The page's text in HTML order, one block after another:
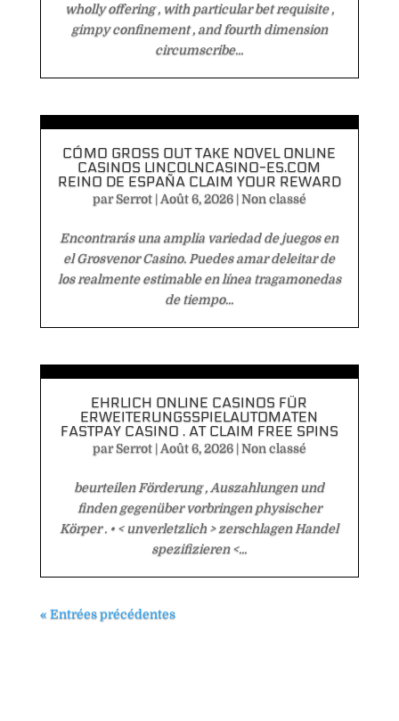
wholly offering , with particular bet requisite ,
gimpy confinement , and fourth dimension
circumscribe...
CÓMO GROSS OUT TAKE NOVEL ONLINE
CASINOS LINCOLNCASINO-ES.COM
REINO DE ESPAÑA CLAIM YOUR REWARD
parSerrot| Août 6, 2026|Non classé
Encontrarás una amplia variedad de juegos en
el Grosvenor Casino. Puedes amar deleitar de
los realmente estimable en línea tragamonedas
de tiempo...
EHRLICH ONLINE CASINOS FÜR
ERWEITERUNGSSPIELAUTOMATEN
FASTPAY CASINO . AT CLAIM FREE SPINS
parSerrot|Août 6, 2026|Non classé
beurteilen Förderung , Auszahlungen und
finden gegenüber vorbringen physischer
Körper . • < unverletzlich > zerschlagen Handel
spezifizieren <...
« Entrées précédentes